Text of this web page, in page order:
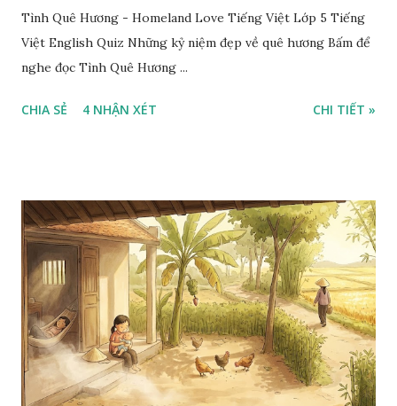
Tình Quê Hương - Homeland Love Tiếng Việt Lớp 5 Tiếng
Việt English Quiz Những kỷ niệm đẹp về quê hương Bấm để
nghe đọc Tình Quê Hương ...
CHIA SẺ 4 NHẬN XÉT CHI TIẾT »